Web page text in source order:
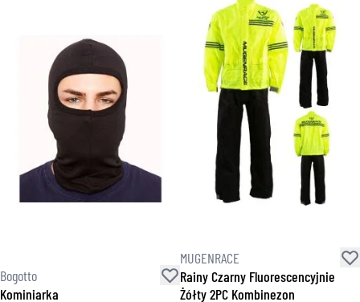
Bogotto
Kominiarka
MUGENRACE
Rainy Czarny Fluorescencyjnie
Żółty 2PC Kombinezon